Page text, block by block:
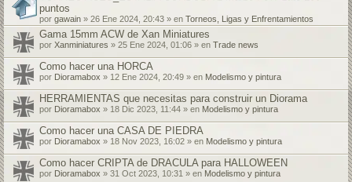
puntos
por gawain » 26 Ene 2024, 20:43 » en Torneos, Ligas y Enfrentamientos
Gama 15mm ACW de Xan Miniatures
por Xanminiatures » 25 Ene 2024, 01:06 » en Trade news
Como hacer una HORCA
por Dioramabox » 12 Ene 2024, 20:49 » en Modelismo y pintura
HERRAMIENTAS que necesitas para construir un Diorama
por Dioramabox » 18 Dic 2023, 11:44 » en Modelismo y pintura
Como hacer una CASA DE PIEDRA
por Dioramabox » 18 Nov 2023, 16:02 » en Modelismo y pintura
Como hacer CRIPTA de DRACULA para HALLOWEEN
por Dioramabox » 31 Oct 2023, 10:31 » en Modelismo y pintura